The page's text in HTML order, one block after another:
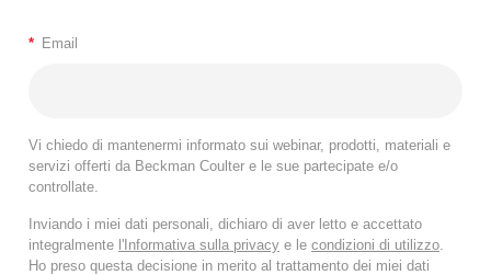
* Email
Vi chiedo di mantenermi informato sui webinar, prodotti, materiali e
servizi offerti da Beckman Coulter e le sue partecipate e/o
controllate.
Inviando i miei dati personali, dichiaro di aver letto e accettato
integralmente l'Informativa sulla privacy e le condizioni di utilizzo
Ho preso questa decisione in merito al trattamento dei miei dati